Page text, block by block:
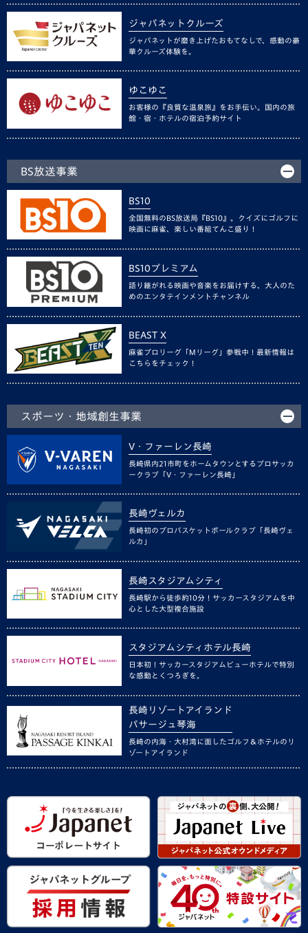
ジャパネットクルーズ
ジャパネットが磨き上げたおもてなしで、感動の豪
華クルーズ体験を。
ゆこゆこ
お客様の『良質な温泉旅』をお手伝い。国内の旅
館・宿・ホテルの宿泊予約サイト
BS放送事業
BS10
全国無料のBS放送局『BS10』。クイズにゴルフに
映画に麻雀、楽しい番組てんこ盛り！
BS10プレミアム
語り継がれる映画や音楽をお届けする、大人のた
めのエンタテインメントチャンネル
BEAST X
麻雀プロリーグ「Mリーグ」参戦中！最新情報は
こちらをチェック！
スポーツ・地域創生事業
V・ファーレン長崎
長崎県内21市町をホームタウンとするプロサッカ
ークラブ「V・ファーレン長崎」
長崎ヴェルカ
長崎初のプロバスケットボールクラブ「長崎ヴェ
ルカ」
長崎スタジアムシティ
長崎駅から徒歩約10分！サッカースタジアムを中
心とした大型複合施設
スタジアムシティホテル長崎
日本初！サッカースタジアムビューホテルで特別
な感動とくつろぎを。
長崎リゾートアイランド
パサージュ琴海
長崎の内海・大村湾に面したゴルフ＆ホテルのリ
ゾートアイランド